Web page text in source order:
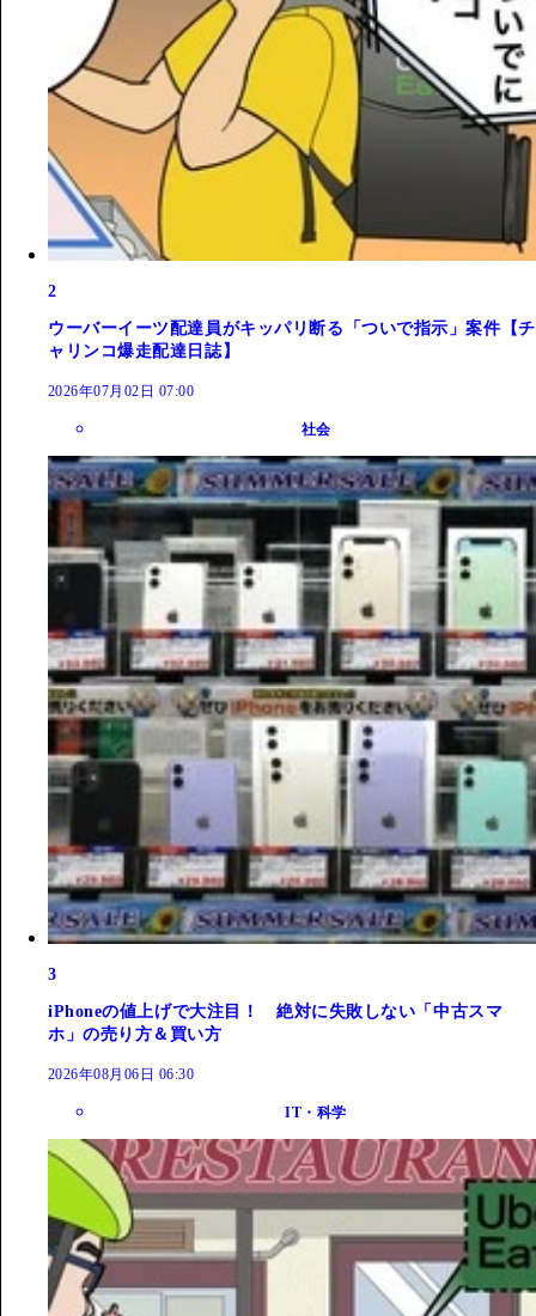
2
ウーバーイーツ配達員がキッパリ断る「ついで指示」案件【チ
ャリンコ爆走配達日誌】
2026年07月02日 07:00
社会
3
iPhoneの値上げで大注目！ 絶対に失敗しない「中古スマ
ホ」の売り方＆買い方
2026年08月06日 06:30
IT・科学